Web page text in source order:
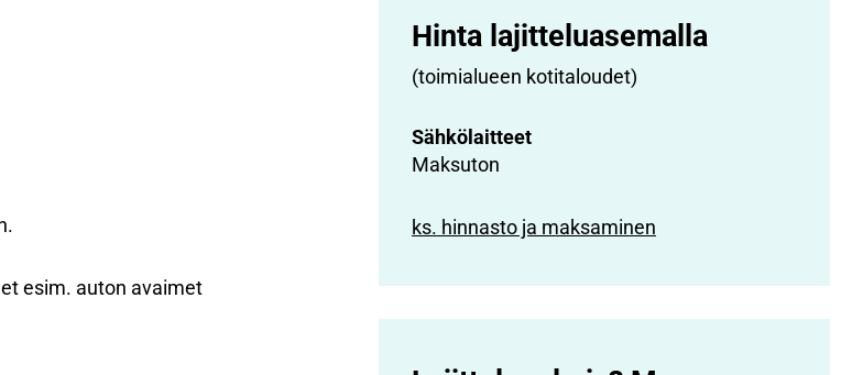
esim. auton avaimet
Hinta lajittelu­asemalla
(toimialueen kotitaloudet)
Sähkölaitteet
Maksuton
ks. hinnasto ja maksaminen